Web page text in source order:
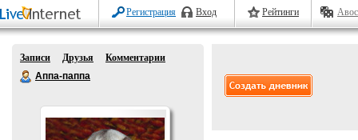
Регистрация Вход Рейтинги
Записи Друзья
Комментарии
Аппа-паппа